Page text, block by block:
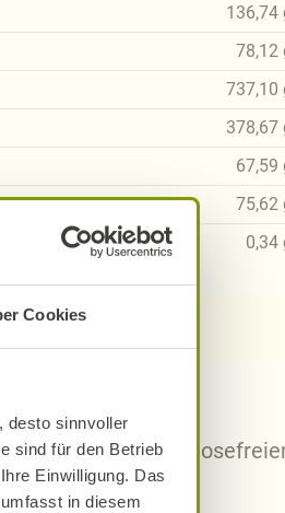
Cookies
desto sinnvoller
sind für den Betrieb
Einwilligung. Das
in diesem
136,74
78,12
737,10
378,67
67,59
75,62
0,34
gluten- und